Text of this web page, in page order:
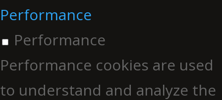
Performance
Performance
Performance cookies are used
to understand and analyze the